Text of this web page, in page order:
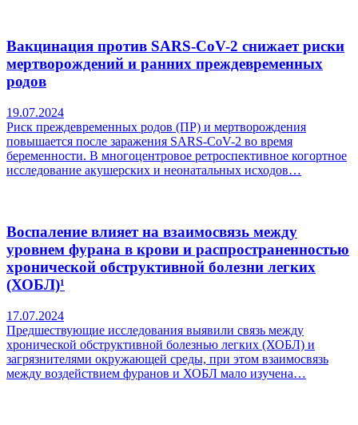
Вакцинация против SARS-CoV-2 снижает риски
мертворождений и ранних преждевременных
родов
19.07.2024
Риск преждевременных родов (ПР) и мертворождения
повышается после заражения SARS-CoV-2 во время
беременности. В многоцентровое ретроспективное когортное
исследование акушерских и неонатальных исходов…
Воспаление влияет на взаимосвязь между
уровнем фурана в крови и распространенностью
хронической обструктивной болезни легких
(ХОБЛ)¹
17.07.2024
Предшествующие исследования выявили связь между
хронической обструктивной болезнью легких (ХОБЛ) и
загрязнителями окружающей среды, при этом взаимосвязь
между воздействием фуранов и ХОБЛ мало изучена…